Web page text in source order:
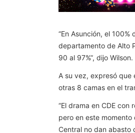
“En Asunción, el
departamento de Alto
90 al 97%”, dijo Wilson.
A su vez, expresó que
otras 8 camas en el
“El drama en CDE
pero en este
Central no dan abasto